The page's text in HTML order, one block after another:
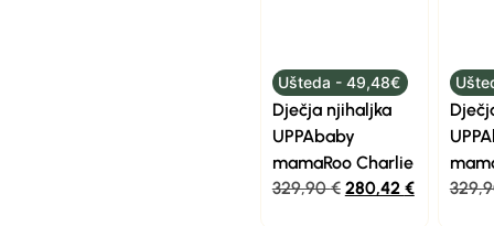
Ušteda - 49,48€
Dječja njihaljka
UPPAbaby
mamaRoo Charlie
329,90€ 280,42 €